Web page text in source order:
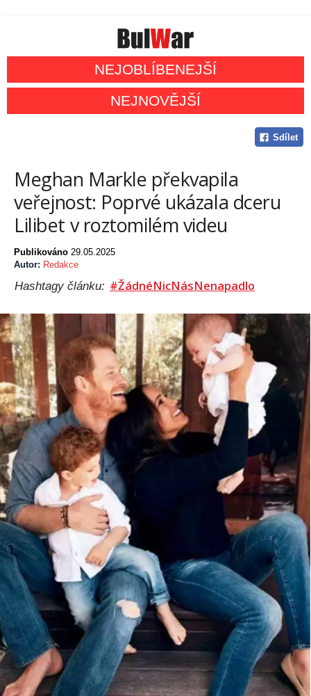
NEJOBLÍBENEJŠÍ
NEJNOVĚJŠÍ
Sdílet
Meghan Markle překvapila
veřejnost: Poprvé ukázala dceru
Lilibet v roztomilém videu
Publikováno 29.05.2025
Autor: Redakce
Hashtagy článku: #ŽádnéNicNásNenapadlo